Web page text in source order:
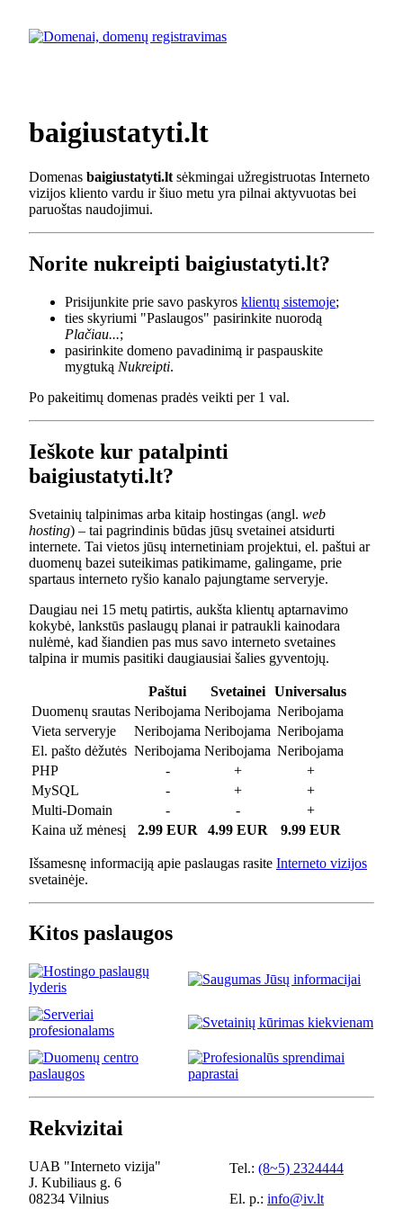
baigiustatyti.lt
Domenas baigiustatyti.lt sėkmingai užregistruotas Interneto
vizijos kliento vardu ir šiuo metu yra pilnai aktyvuotas bei
paruoštas naudojimui.
Norite nukreipti baigiustatyti.lt?
Prisijunkite prie savo paskyros klientų sistemoje;
ties skyriumi "Paslaugos" pasirinkite nuorodą
Plačiau...;
pasirinkite domeno pavadinimą ir paspauskite
mygtuką Nukreipti.
Po pakeitimų domenas pradės veikti per 1 val.
Ieškote kur patalpinti
baigiustatyti.lt?
Svetainių talpinimas arba kitaip hostingas (angl. web
hosting) – tai pagrindinis būdas jūsų svetainei atsidurti
internete. Tai vietos jūsų internetiniam projektui, el. paštui ar
duomenų bazei suteikimas patikimame, galingame, prie
spartaus interneto ryšio kanalo pajungtame serveryje.
Daugiau nei 15 metų patirtis, aukšta klientų aptarnavimo
kokybė, lankstūs paslaugų planai ir patraukli kainodara
nulėmė, kad šiandien pas mus savo interneto svetaines
talpina ir mumis pasitiki daugiausiai šalies gyventojų.
Paštui Svetainei
Universalus
Duomenų srautas Neribojama Neribojama Neribojama
Vieta serveryje
Neribojama Neribojama Neribojama
El. pašto dėžutės Neribojama Neribojama Neribojama
PHP
- +
+
MySQL
- +
+
Multi-Domain
- -
+
Kaina už mėnesį
2.99 EUR 4.99 EUR 9.99 EUR
Išsamesnę informaciją apie paslaugas rasite Interneto vizijos
svetainėje.
Kitos paslaugos
Rekvizitai
UAB "Interneto vizija"
J. Kubiliaus g. 6
08234 Vilnius
Tel.: (8~5) 2324444
El. p.: info@iv.lt